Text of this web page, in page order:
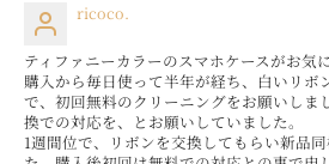
ricoco.
ティファニーカラーのスマホケースがお気
購入から毎日使って半年が経ち、白いリボ
で、初回無料のクリーニングをお願いしま
換での対応を、とお願いしていました。
1週間位で、リボンを交換してもらい新品